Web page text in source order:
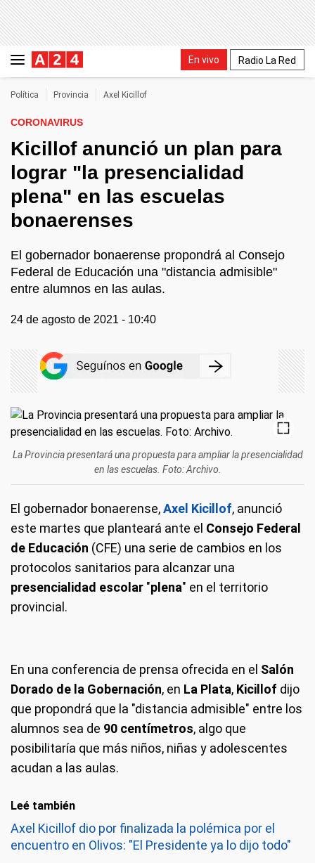
En vivo Radio La Red
Política Provincia Axel Kicillof
CORONAVIRUS
Kicillof anunció un plan para
lograr "la presencialidad
plena" en las escuelas
bonaerenses
El gobernador bonaerense propondrá al Consejo
Federal de Educación una "distancia admisible"
entre alumnos en las aulas.
24 de agosto de 2021 - 10:40
La Provincia presentará una propuesta para ampliar la presencialidad
en las escuelas. Foto: Archivo.
El gobernador bonaerense,Axel Kicillof, anunció
este martes que planteará ante el Consejo Federal
de Educación (CFE) una serie de cambios en los
protocolos sanitarios para alcanzar una
presencialidad escolar "plena" en el territorio
provincial.
En una conferencia de prensa ofrecida en el Salón
Dorado de la Gobernación, en La Plata, Kicillof dijo
que propondrá que la "distancia admisible" entre los
alumnos sea de 90 centímetros, algo que
posibilitaría que más niños, niñas y adolescentes
acudan a las aulas.
Leé también
Axel Kicillof dio por finalizada la polémica por el
encuentro en Olivos: "El Presidente ya lo dijo todo"